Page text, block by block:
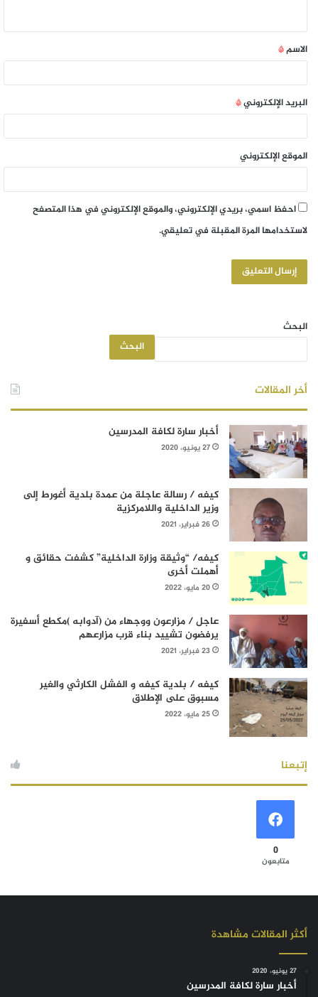
الاسم*
البريد الإلكتروني*
الموقع الإلكتروني
احفظ اسمي، بريدي الإلكتروني، والموقع الإلكتروني في هذا المتصفح
لاستخدامها المرة المقبلة في تعليقي.
البحث
البحث
أخر المقالات
أخبار سارة لكافة المدرسين
27 يونيو، 2020
كيفه / رسالة عاجلة من عمدة بلدية أغورط إلى
وزير الداخلية واللامركزية
26 فبراير، 2021
كيفه/ “وثيقة وزارة الداخلية” كشفت حقائق و
أهملت أخرى
20 مايو، 2022
عاجل / مزارعون ووجهاء من (آدوابه )مكطع أسفيرة
يرفضون تشييد بناء قرب مزارعهم
23 فبراير، 2021
كيفه / بلدية كيفه و الفشل الكارثي والغير
مسبوق على الإطلاق
25 مايو، 2022
إتبعنا
0
متابعون
أكثر المقالات مشاهدة
27 يونيو، 2020
أخبار سارة لكافة المدرسين